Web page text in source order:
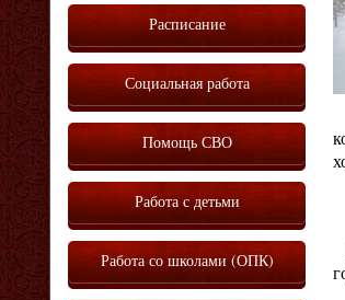
Расписание
Социальная работа
Помощь СВО
Работа с детьми
Работа со школами (ОПК)